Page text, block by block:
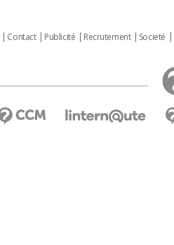
Contact Publicité Recrutement Societé